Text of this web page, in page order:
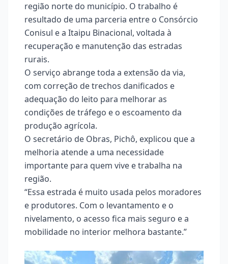
região norte do município. O trabalho é
resultado de uma parceria entre o Consórcio
Conisul e a Itaipu Binacional, voltada à
recuperação e manutenção das estradas
rurais.
O serviço abrange toda a extensão da via,
com correção de trechos danificados e
adequação do leito para melhorar as
condições de tráfego e o escoamento da
produção agrícola.
O secretário de Obras, Pichô, explicou que a
melhoria atende a uma necessidade
importante para quem vive e trabalha na
região.
“Essa estrada é muito usada pelos moradores
e produtores. Com o levantamento e o
nivelamento, o acesso fica mais seguro e a
mobilidade no interior melhora bastante.”